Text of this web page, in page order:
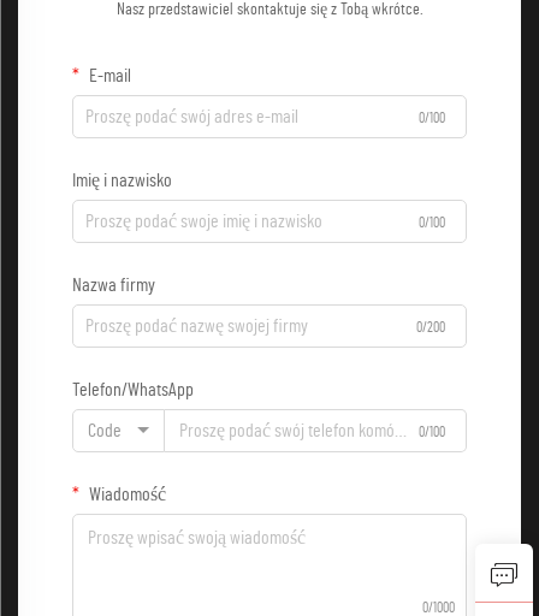
Nasz przedstawiciel skontaktuje się z Tobą wkrótce.
E-mail
0/100
Imię i nazwisko
0/100
Nazwa firmy
0/200
Telefon/WhatsApp
Code 0/100
Wiadomość
0/1000